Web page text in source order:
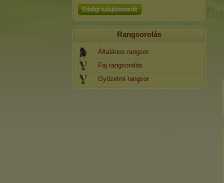
Eddigi tulajdonosok
Rangsorolás
Általános rangsor
Faj rangsorolás
Győzelmi rangsor